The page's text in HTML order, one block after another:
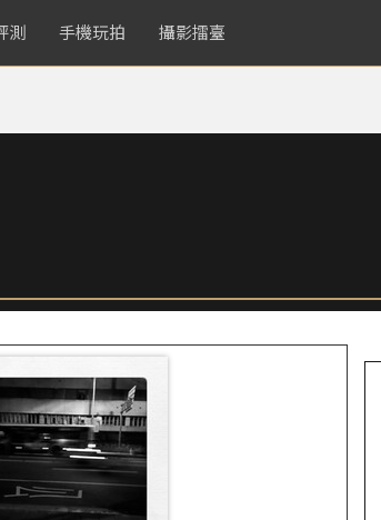
測 手機玩拍 攝影擂臺